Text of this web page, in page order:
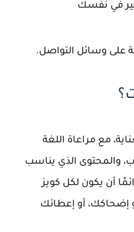
في نفسك
على وسائل التواصل.
مع مراعاة اللغة
والمحتوى الذي يناسب
أن يكون لكل كويز
إضحاكك، أو إعطائك